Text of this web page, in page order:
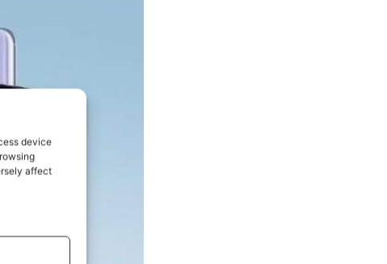
device
affect